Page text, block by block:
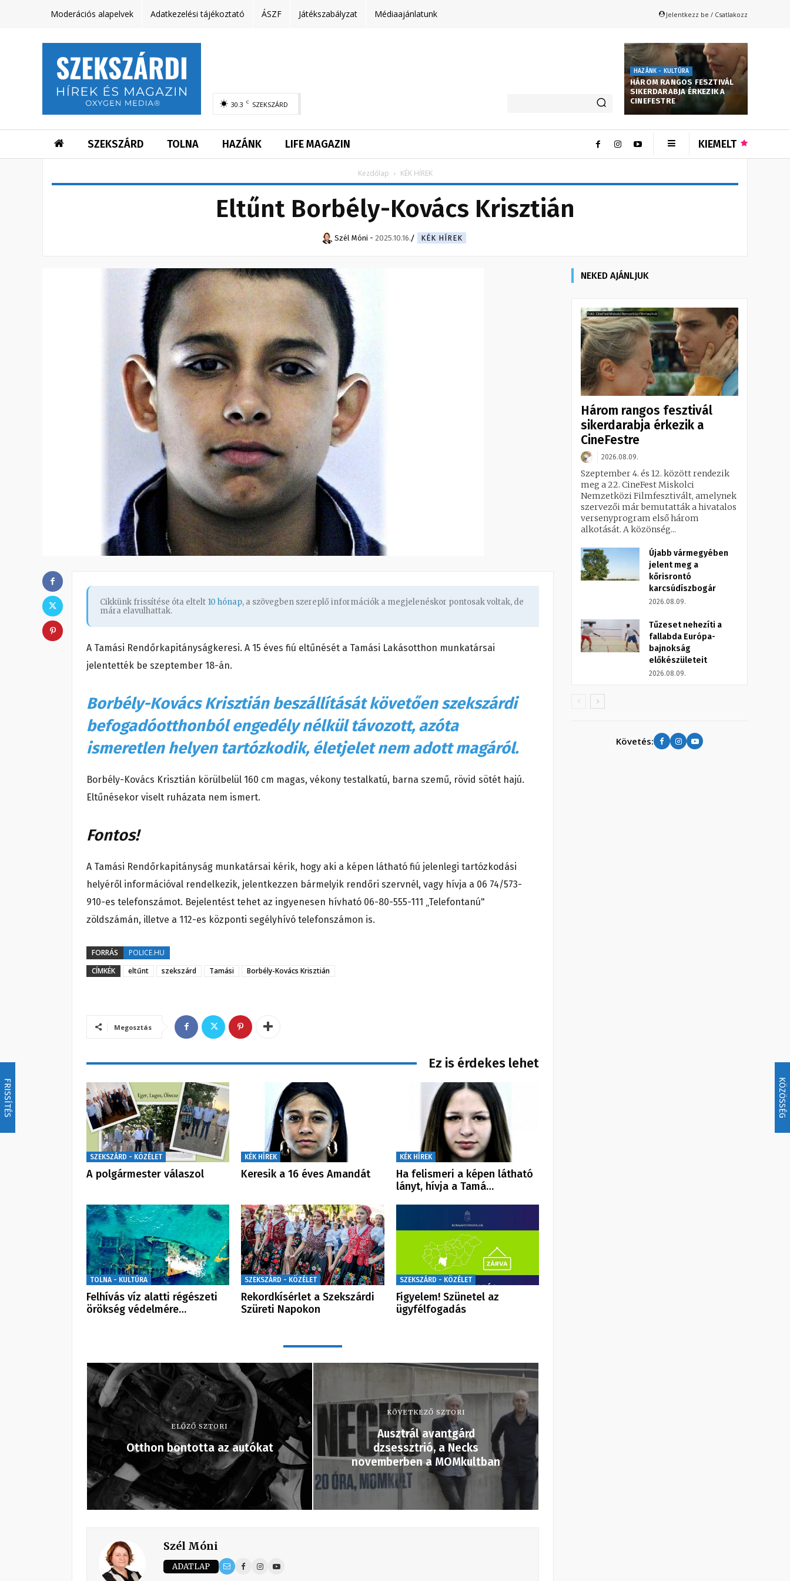
FRISSÍTÉS KÖZÖSSÉG
Moderációs alapelvek Adatkezelési tájékoztató ÁSZF Játékszabályzat Médiaajánlatunk Jelentkezz be / Csatlakozz
30.3 C SZEKSZÁRD
HAZÁNK - KULTÚRA
HÁROM RANGOS FESZTIVÁL
SIKERDARABJA ÉRKEZIK A
CINEFESTRE
SZEKSZÁRD TOLNA HAZÁNK LIFE MAGAZIN KIEMELT
Kezdőlap KÉK HÍREK
Eltűnt Borbély-Kovács Krisztián
Szél Móni - 2025.10.16. KÉK HÍREK
Cikkünk frissítése óta eltelt 10 hónap, a szövegben szereplő információk a megjelenéskor pontosak voltak, de
mára elavulhattak.
A Tamási Rendőrkapitányságkeresi. A 15 éves fiú eltűnését a Tamási Lakásotthon munkatársai
jelentették be szeptember 18-án.
Borbély-Kovács Krisztián beszállítását követően szekszárdi
befogadóotthonból engedély nélkül távozott, azóta
ismeretlen helyen tartózkodik, életjelet nem adott magáról.
Borbély-Kovács Krisztián körülbelül 160 cm magas, vékony testalkatú, barna szemű, rövid sötét hajú.
Eltűnésekor viselt ruházata nem ismert.
Fontos!
A Tamási Rendőrkapitányság munkatársai kérik, hogy aki a képen látható fiú jelenlegi tartózkodási
helyéről információval rendelkezik, jelentkezzen bármelyik rendőri szervnél, vagy hívja a 06 74/573-
910-es telefonszámot. Bejelentést tehet az ingyenesen hívható 06-80-555-111 „Telefontanú"
zöldszámán, illetve a 112-es központi segélyhívó telefonszámon is.
FORRÁS
POLICE.HU
CÍMKÉK
eltűnt szekszárd Tamási Borbély-Kovács Krisztián
Megosztás
Ez is érdekes lehet
SZEKSZÁRD - KÖZÉLET
A polgármester válaszol
KÉK HÍREK
Keresik a 16 éves Amandát
KÉK HÍREK
Ha felismeri a képen látható
lányt, hívja a Tamá…
TOLNA - KULTÚRA
Felhívás víz alatti régészeti
örökség védelmére…
SZEKSZÁRD - KÖZÉLET
Rekordkísérlet a Szekszárdi
Szüreti Napokon
SZEKSZÁRD - KÖZÉLET
Figyelem! Szünetel az
ügyfélfogadás
ELŐZŐ SZTORI
Otthon bontotta az autókat
KÖVETKEZŐ SZTORI
Ausztrál avantgárd
dzsessztrió, a Necks
novemberben a MOMkultban
Szél Móni
ADATLAP
NEKED AJÁNLJUK
Három rangos fesztivál
sikerdarabja érkezik a
CineFestre
2026.08.09.
Szeptember 4. és 12. között rendezik
meg a 22. CineFest Miskolci
Nemzetközi Filmfesztivált, amelynek
szervezői már bemutatták a hivatalos
versenyprogram első három
alkotását. A közönség...
Újabb vármegyében
jelent meg a
kőrisrontó
karcsúdíszbogár
2026.08.09.
Tűzeset nehezíti a
fallabda Európa-
bajnokság
előkészületeit
2026.08.09.
Követés: